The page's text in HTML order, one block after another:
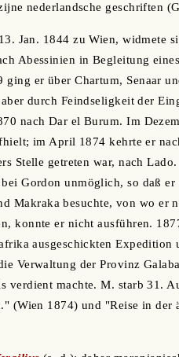
nederlandsche geschriften
Jan. 1844 zu Wien, widmete
Abessinien in Begleitung
er über Chartum, Senaar
durch Feindseligkeit der
nach Dar el Burum. Im
im April 1874 kehrte er
Stelle getreten war, nach
Gordon unmöglich, so daß
Makraka besuchte, von wo er
konnte er nicht ausführen.
ausgeschickten Expedition
Verwaltung der Provinz
verdient machte. M. starb 31.
(Wien 1874) und "Reise in